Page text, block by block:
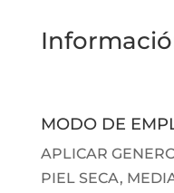
FPS50+
MODO DE
APLICAR
PIEL SECA,